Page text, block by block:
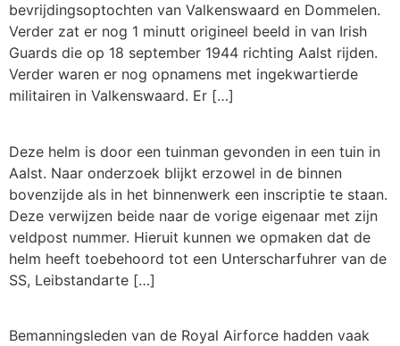
bevrijdingsoptochten van Valkenswaard en Dommelen.
Verder zat er nog 1 minutt origineel beeld in van Irish
Guards die op 18 september 1944 richting Aalst rijden.
Verder waren er nog opnamens met ingekwartierde
militairen in Valkenswaard. Er […]
Deze helm is door een tuinman gevonden in een tuin in
Aalst. Naar onderzoek blijkt erzowel in de binnen
bovenzijde als in het binnenwerk een inscriptie te staan.
Deze verwijzen beide naar de vorige eigenaar met zijn
veldpost nummer. Hieruit kunnen we opmaken dat de
helm heeft toebehoord tot een Unterscharfuhrer van de
SS, Leibstandarte […]
Bemanningsleden van de Royal Airforce hadden vaak